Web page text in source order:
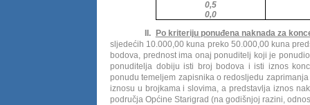
0,5
0,0
II. Po kriteriju ponuđena naknada za
sljedećih 10.000,00 kuna preko 50.000,00 kuna
bodova, prednost ima onaj ponuditelj koji je
ponuditelja dobiju isti broj bodova i isti iznos
ponudu temeljem zapisnika o redosljedu
iznosu u brojkama i slovima, a predstavlja iznos
područja Općine Starigrad (na godišnjoj razini,